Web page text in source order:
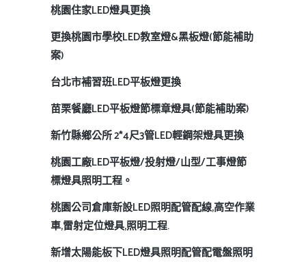
桃園住家LED燈具更換
更換桃園市學校LED教室燈&黑板燈(節能補助
案)
台北市補習班LED平板燈更換
苗栗餐廳LED平板燈節標章燈具(節能補助案)
新竹縣鄉公所 2*4尺3管LED輕鋼架燈具更換
桃園工廠LED平板燈/投射燈/山型/工事燈節
標燈具照明工程。
桃園公司倉庫新設LED照明配管配線,高空作業
車,雷射定位燈具,照明工程.
新增太陽能板下LED燈具照明配管配電盤照明